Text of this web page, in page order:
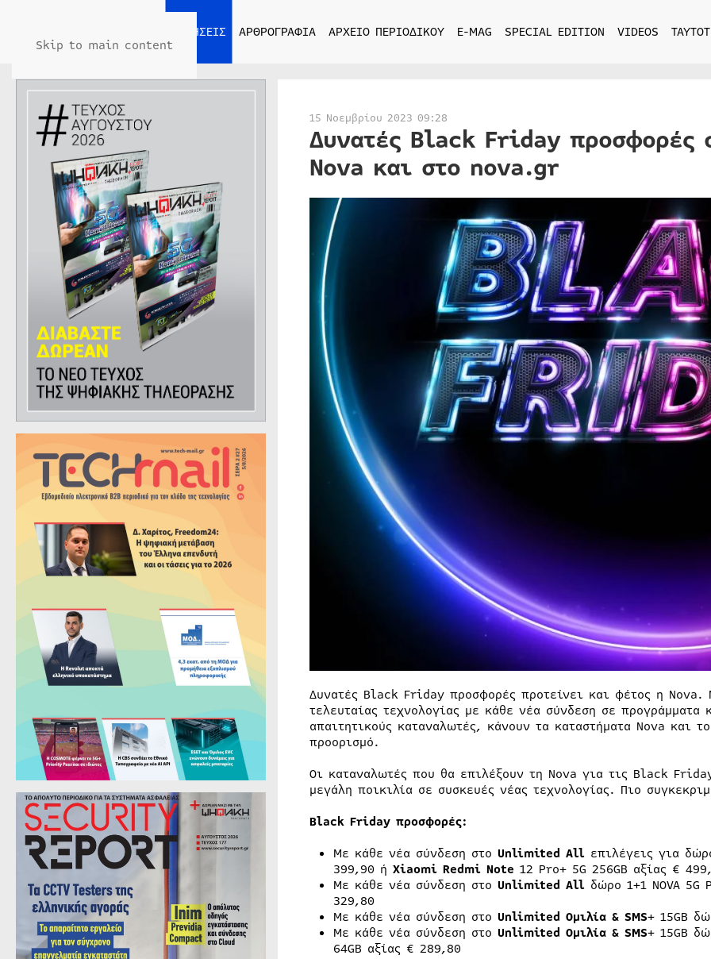
Skip to main content
ΕΙΔΗΣΕΙΣ ΑΡΘΡΟΓΡΑΦΙΑ ΑΡΧΕΙΟ ΠΕΡΙΟΔΙΚΟΥ E-MAG SPECIAL EDITION VIDEOS
15 Νοεμβρίου 2023 09:28
Δυνατές Black Friday προσφορές
Nova και στο nova.gr
Δυνατές Black Friday προσφορές προτείνει και φέτος η Nova.
τελευταίας τεχνολογίας με κάθε νέα σύνδεση σε
απαιτητικούς καταναλωτές, κάνουν τα καταστήματα Nova και
προορισμό.
Οι καταναλωτές που θα επιλέξουν τη Nova για τις Black
μεγάλη ποικιλία σε συσκευές νέας τεχνολογίας. Πιο
BlackFriday προσφορές:
Με κάθε νέα σύνδεση στο Unlimited Allεπιλέγεις για
399,90 ή XiaomiRedmiNote 12 Pro+ 5G 256GB αξίας €
Με κάθε νέα σύνδεση στο Unlimited Allδώρο 1+1
329,80
Με κάθε νέα σύνδεση στο Unlimited Ομιλία & SMS+ 15GB
Με κάθε νέα σύνδεση στο Unlimited Ομιλία & SMS+ 15GB
64GB αξίας € 289,80